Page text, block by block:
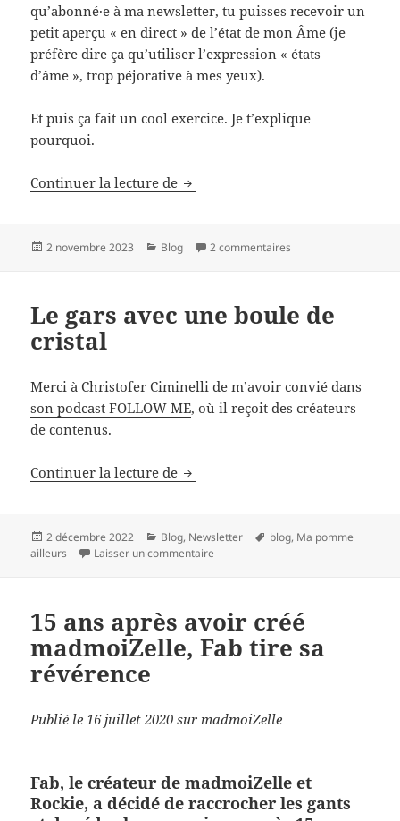
qu’abonné·e à ma newsletter, tu puisses recevoir un
petit aperçu « en direct » de l’état de mon Âme (je
préfère dire ça qu’utiliser l’expression « états
d’âme », trop péjorative à mes yeux).
Et puis ça fait un cool exercice. Je t’explique
pourquoi.
Continuer la lecture de J’ai 46 ans ! (et j’en fais un
Publié
2 novembre 2023 Catégories
Blog 2 commentaires
Le gars avec une boule de
cristal
Merci à Christofer Ciminelli de m’avoir convié dans
son podcast FOLLOW ME, où il reçoit des créateurs
de contenus.
Continuer la lecture de Le gars avec une boule de cristal
Publié
le
2 décembre 2022 Catégories
Blog, Newsletter
Mots-
blog, Ma pomme
ailleurs
Laisser un commentaire
15 ans après avoir créé
madmoiZelle, Fab tire sa
révérence
Publié le 16 juillet 2020 sur madmoiZelle
Fab, le créateur de madmoiZelle et
Rockie, a décidé de raccrocher les gants